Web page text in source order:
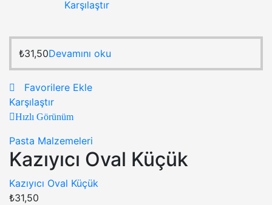
Karşılaştır
₺31,50Devamını oku
Favorilere Ekle
Karşılaştır
Hızlı Görünüm
Pasta Malzemeleri
Kazıyıcı Oval Küçük
Kazıyıcı Oval Küçük
₺31,50